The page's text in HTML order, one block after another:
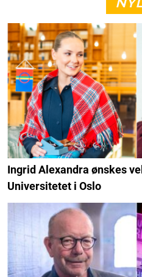
Ingrid Alexandra ønskes
Universitetet i Oslo